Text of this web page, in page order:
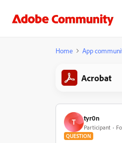
Home App
Acrobat
T tyr0n
Participant
QUESTION